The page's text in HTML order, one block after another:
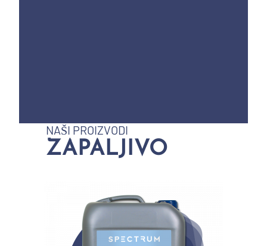
NAŠI PROIZVODI
ZAPALJIVO